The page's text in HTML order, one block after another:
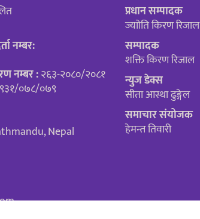
नम्बर:
नम्बर :२६३-२०८०/२०८१
०७८/०७९
Nepal
प्रधान सम्पादक
ज्याोति किरण रिजाल
सम्पादक
शक्ति किरण रिजाल
न्युज डेक्स
सीता आस्था ढुङ्गेल
समाचार संयोजक
हेमन्त तिवारी